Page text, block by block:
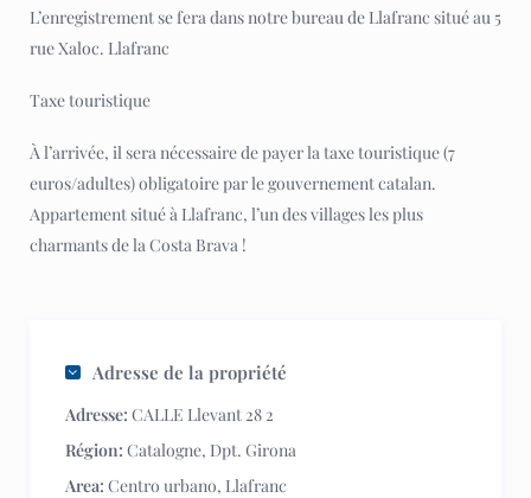
L’enregistrement se fera dans notre bureau de Llafranc situé au 5
rue Xaloc. Llafranc
Taxe touristique
À l’arrivée, il sera nécessaire de payer la taxe touristique (7
euros/adultes) obligatoire par le gouvernement catalan.
Appartement situé à Llafranc, l’un des villages les plus
charmants de la Costa Brava !
Adresse de la propriété
Adresse: CALLE Llevant 28 2
Région: Catalogne, Dpt. Girona
Area: Centro urbano, Llafranc